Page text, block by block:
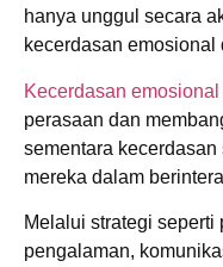
hanya unggul secara
kecerdasan emosional
Kecerdasan emosional
perasaan dan
sementara
mereka dalam
Melalui strategi
pengalaman,